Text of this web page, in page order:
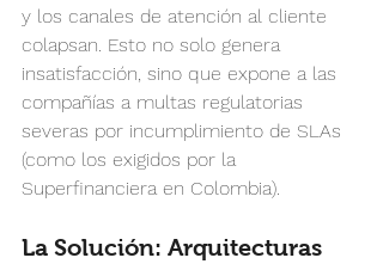
y los canales de atención al cliente
colapsan. Esto no solo genera
insatisfacción, sino que expone a las
compañías a multas regulatorias
severas por incumplimiento de SLAs
(como los exigidos por la
Superfinanciera en Colombia).
La Solución: Arquitecturas